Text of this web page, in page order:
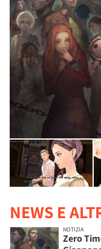
NEWS E
NOTIZIA
Zero